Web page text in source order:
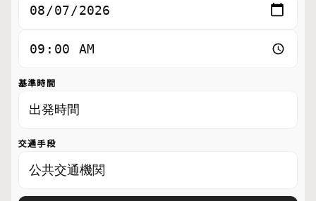
基準時間
交通手段